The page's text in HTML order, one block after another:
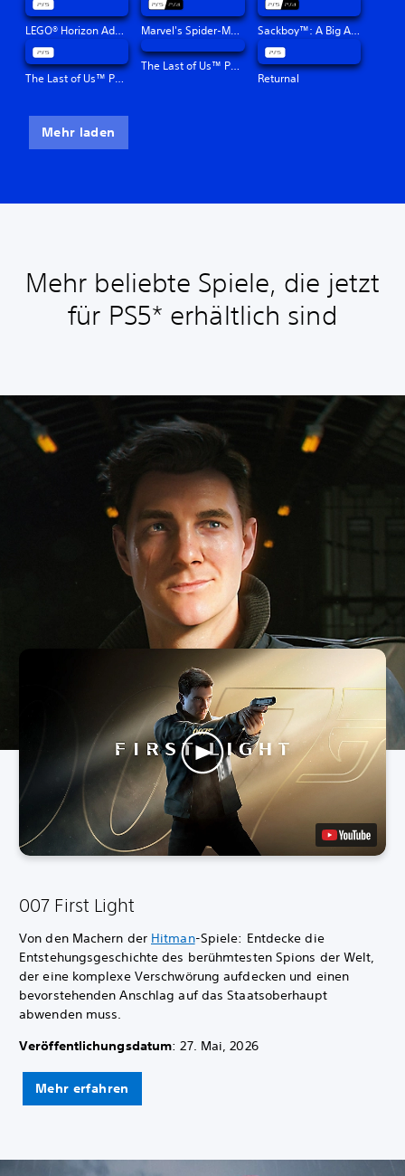
LEGO® Horizon Adventures™ Marvel's Spider-Man: Miles Morales Sackboy™: A Big Adventure
The Last of Us™ Part I
The Last of Us™ Part II Remastered
Returnal
Mehr laden
Mehr beliebte Spiele, die jetzt
für PS5* erhältlich sind
007 First Light
Von den Machern der Hitman-Spiele: Entdecke die
Entstehungsgeschichte des berühmtesten Spions der Welt,
der eine komplexe Verschwörung aufdecken und einen
bevorstehenden Anschlag auf das Staatsoberhaupt
abwenden muss.
Veröffentlichungsdatum: 27. Mai, 2026
Mehr erfahren